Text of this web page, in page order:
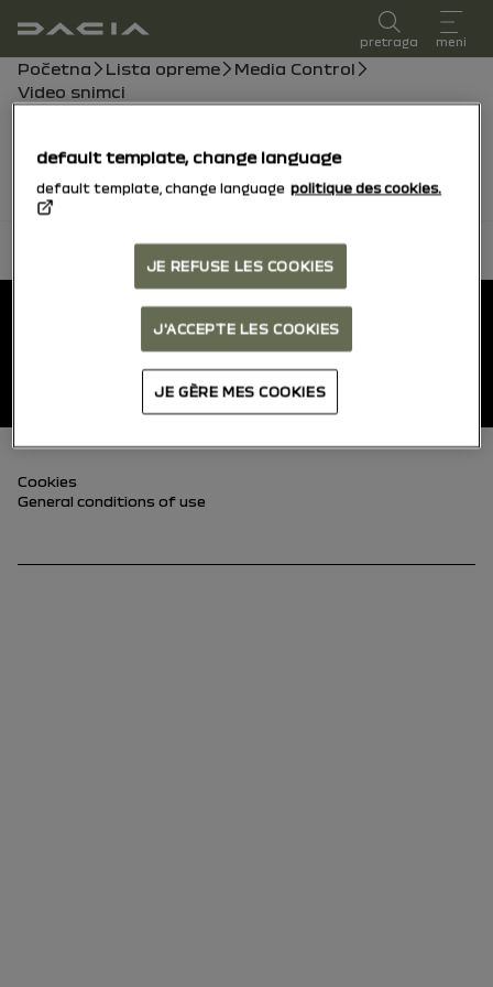
упутство за употребу
pretraga meni
Putanja
Početna Lista opreme
Media Control
Video snimci
konzultovati uputstvo.
vrati se na vrh
Кориснички приручници
Podnožje (donji)
Cookies
General conditions of use
default template, change language
default template, change language politique des cookies.
JE REFUSE LES COOKIES
J'ACCEPTE LES COOKIES
JE GÈRE MES COOKIES